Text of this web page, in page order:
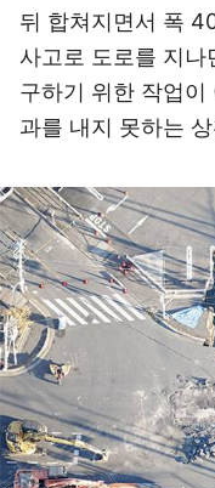
뒤 합쳐지면서 폭
사고로 도로를 지
구하기 위한 작업이
과를 내지 못하는